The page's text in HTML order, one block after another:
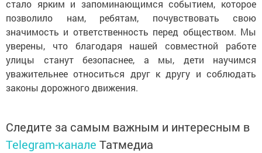
стало ярким и запоминающимся событием, которое
позволило нам, ребятам, почувствовать свою
значимость и ответственность перед обществом. Мы
уверены, что благодаря нашей совместной работе
улицы станут безопаснее, а мы, дети научимся
уважительнее относиться друг к другу и соблюдать
законы дорожного движения.
Следите за самым важным и интересным в
Telegram-канале Татмедиа